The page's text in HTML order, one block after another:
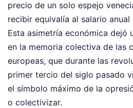
precio de un solo espejo
recibir equivalía al salario
Esta asimetría económica dejó
en la memoria colectiva de las
europeas, que durante las
primer tercio del siglo pasado
el símbolo máximo de la
o colectivizar.